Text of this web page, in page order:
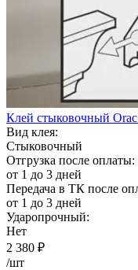
Клей стыковочный
Вид клея:
Стыковочный
Отгрузка после оплаты:
от 1 до 3 дней
Передача в ТК после
от 1 до 3 дней
Ударопрочный:
Нет
2 380 ₽
/шт